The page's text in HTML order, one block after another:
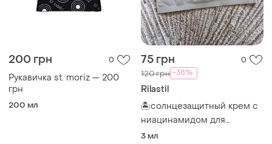
200 грн 0
Рукавичка st. moriz — 200
грн
200 мл
75 грн 0
120 грн -38%
Rilastil
🏝️солнцезащитный крем с
ниацинамидом для
проблемной кожи сильной
3 мл